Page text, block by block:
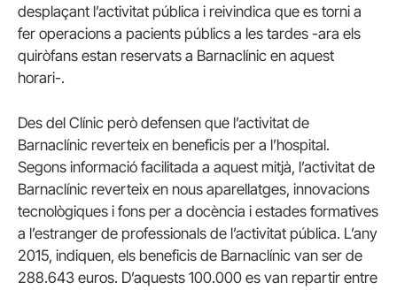
desplaçant l’activitat pública i reivindica que es torni a
fer operacions a pacients públics a les tardes -ara els
quiròfans estan reservats a Barnaclínic en aquest
horari-.
Des del Clínic però defensen que l’activitat de
Barnaclínic reverteix en beneficis per a l’hospital.
Segons informació facilitada a aquest mitjà, l’activitat de
Barnaclínic reverteix en nous aparellatges, innovacions
tecnològiques i fons per a docència i estades formatives
a l’estranger de professionals de l’activitat pública. L’any
2015, indiquen, els beneficis de Barnaclínic van ser de
288.643 euros. D’aquests 100.000 es van repartir entre